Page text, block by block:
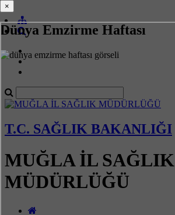
Dünya Emzirme Haftası
T.C. SAĞLIK BAKANLIĞI
MUĞLA İL SAĞLIK
MÜDÜRLÜĞÜ
×